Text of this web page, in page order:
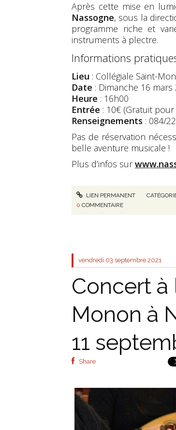
Après cette mise en
Nassogne, sous la
programme riche et
instruments à plectre.
Informations
Lieu : Collégiale Saint-
Date : Dimanche 16 mars
Heure : 16h00
Entrée : 10€ (Gratuit
Renseignements : 084/
Pas de réservation
belle aventure musicale !
Plus d’infos sur
LIEN PERMANENT
0 COMMENTAIRE
vendredi 03 septembre 2021
Concert
Monon à
11
Share